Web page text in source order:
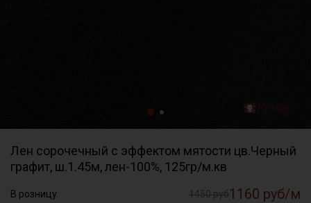
Лен сорочечный с эффектом мятости цв.Черный
графит, ш.1.45м, лен-100%, 125гр/м.кв
В розницу 1450 руб1160 руб/м